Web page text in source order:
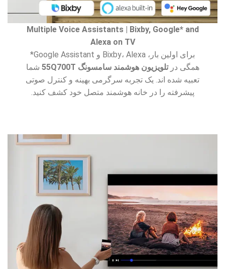
Multiple Voice Assistants | Bixby, Google* and
Alexa on TV
برای اولین بار، Bixby، Alexa و Google Assistant*
همگی درتلویزیون هوشمند سامسونگ 55Q700T
شما
تعبیه شده اند. یک تجربه سرگرمی بهینه و کنترل صوتی
پیشرفته را در خانه هوشمند متصل خود کشف کنید.